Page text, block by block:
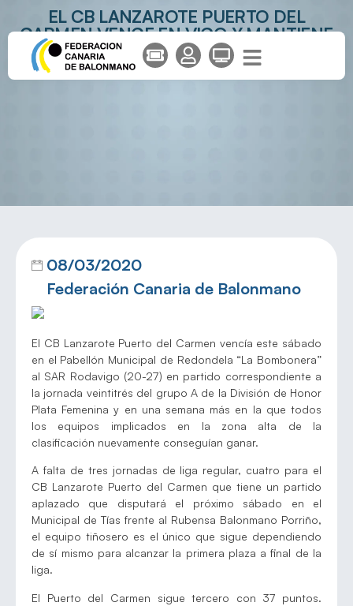
EL CB LANZAROTE PUERTO DEL
CARMEN VENCE EN VIGO Y MANTIENE
INTACTAS SUS OPCIONES DE ACABAR
EN PRIMERA POSICIÓN
08/03/2020
Federación Canaria de Balonmano
El CB Lanzarote Puerto del Carmen vencía este sábado
en el Pabellón Municipal de Redondela “La Bombonera”
al SAR Rodavigo (20-27) en partido correspondiente a
la jornada veintitrés del grupo A de la División de Honor
Plata Femenina y en una semana más en la que todos
los equipos implicados en la zona alta de la
clasificación nuevamente conseguían ganar.
A falta de tres jornadas de liga regular, cuatro para el
CB Lanzarote Puerto del Carmen que tiene un partido
aplazado que disputará el próximo sábado en el
Municipal de Tías frente al Rubensa Balonmano Porriño,
el equipo tiñosero es el único que sigue dependiendo
de sí mismo para alcanzar la primera plaza a final de la
liga.
El Puerto del Carmen sigue tercero con 37 puntos.